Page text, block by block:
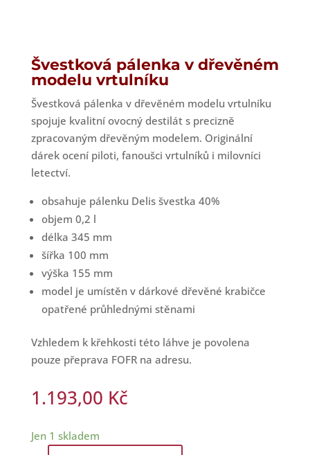
Švestková pálenka v dřevěném
modelu vrtulníku
Švestková pálenka v dřevěném modelu vrtulníku
spojuje kvalitní ovocný destilát s precizně
zpracovaným dřevěným modelem. Originální
dárek ocení piloti, fanoušci vrtulníků i milovníci
letectví.
obsahuje pálenku Delis švestka 40%
objem 0,2 l
délka 345 mm
šířka 100 mm
výška 155 mm
model je umístěn v dárkové dřevěné krabičce
opatřené průhlednými stěnami
Vzhledem k křehkosti této láhve je povolena
pouze přeprava FOFR na adresu.
1.193,00 Kč
Jen 1 skladem